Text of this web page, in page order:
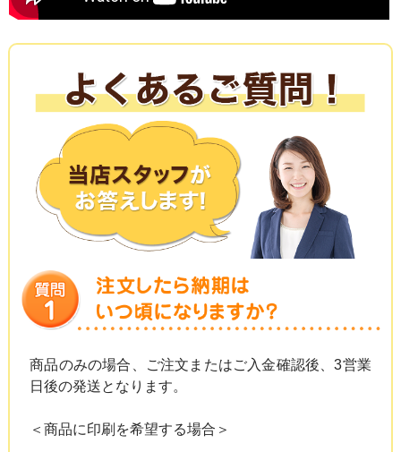
商品のみの場合、ご注文またはご入金確認後、3営業
日後の発送となります。
＜商品に印刷を希望する場合＞